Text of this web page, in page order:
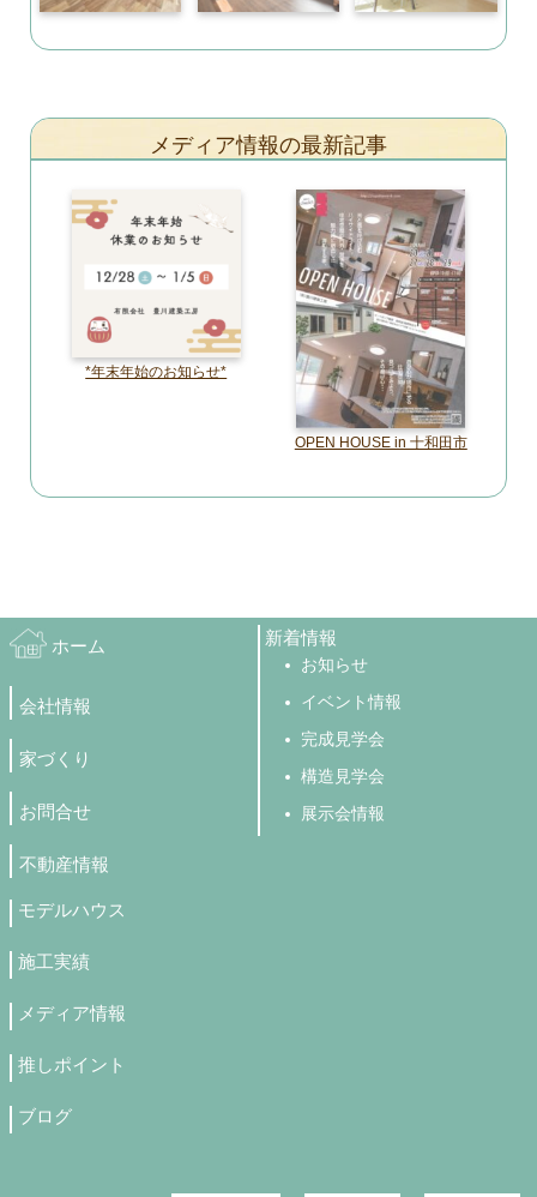
メディア情報の最新記事
*年末年始のお知らせ*
OPEN HOUSE in 十和田市
ホーム
会社情報
家づくり
お問合せ
不動産情報
新着情報
お知らせ
イベント情報
完成見学会
構造見学会
展示会情報
モデルハウス
施工実績
メディア情報
推しポイント
ブログ